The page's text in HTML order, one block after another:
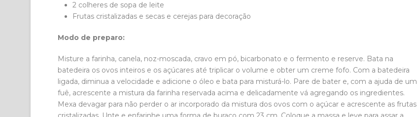
2 colheres de sopa de leite
Frutas cristalizadas e secas e cerejas para decoração
Modo de preparo:
Misture a farinha, canela, noz-moscada, cravo em pó, bicarbonato e o fermento e reserve. Bata na
batedeira os ovos inteiros e os açúcares até triplicar o volume e obter um creme fofo. Com a batedeira
ligada, diminua a velocidade e adicione o óleo e bata para misturá-lo. Pare de bater e, com a ajuda de um
fuê, acrescente a mistura da farinha reservada acima e delicadamente vá agregando os ingredientes.
Mexa devagar para não perder o ar incorporado da mistura dos ovos com o açúcar e acrescente as frutas